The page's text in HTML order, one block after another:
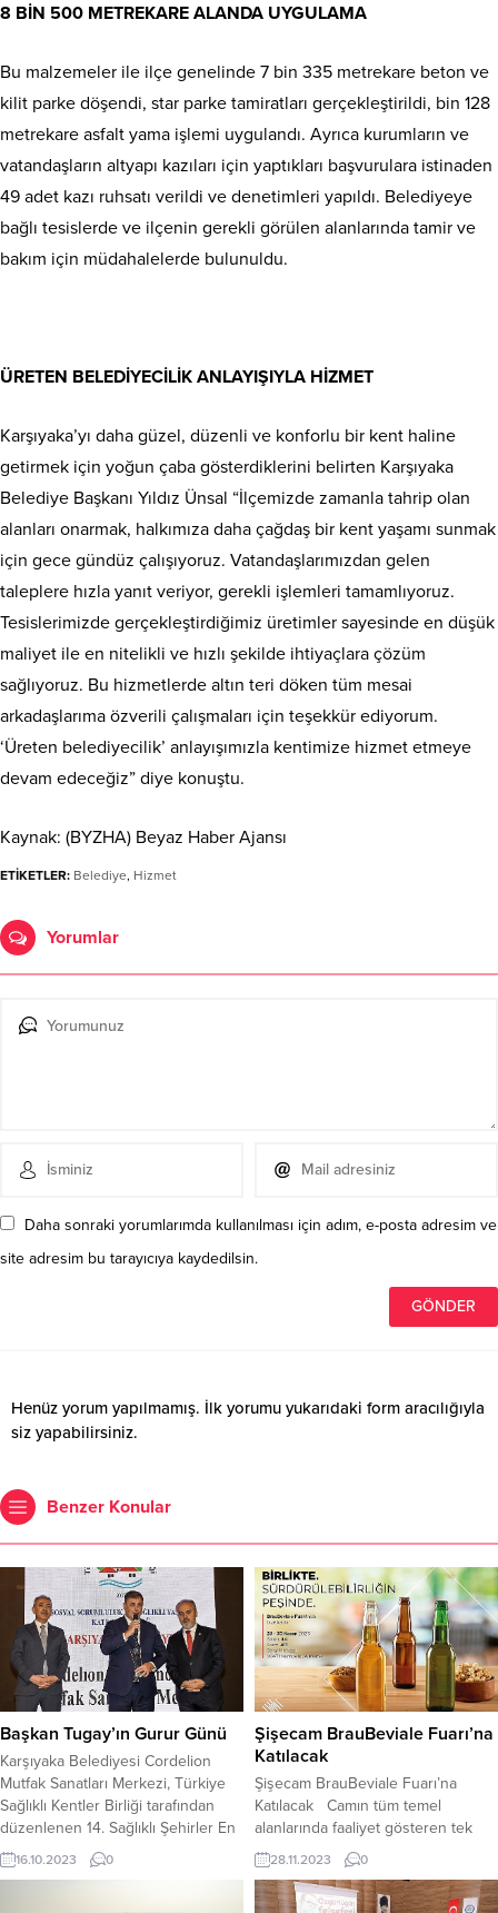
8 BİN 500 METREKARE ALANDA UYGULAMA
Bu malzemeler ile ilçe genelinde 7 bin 335 metrekare beton ve
kilit parke döşendi, star parke tamiratları gerçekleştirildi, bin 128
metrekare asfalt yama işlemi uygulandı. Ayrıca kurumların ve
vatandaşların altyapı kazıları için yaptıkları başvurulara istinaden
49 adet kazı ruhsatı verildi ve denetimleri yapıldı. Belediyeye
bağlı tesislerde ve ilçenin gerekli görülen alanlarında tamir ve
bakım için müdahalelerde bulunuldu.
ÜRETEN BELEDİYECİLİK ANLAYIŞIYLA HİZMET
Karşıyaka’yı daha güzel, düzenli ve konforlu bir kent haline
getirmek için yoğun çaba gösterdiklerini belirten Karşıyaka
Belediye Başkanı Yıldız Ünsal “İlçemizde zamanla tahrip olan
alanları onarmak, halkımıza daha çağdaş bir kent yaşamı sunmak
için gece gündüz çalışıyoruz. Vatandaşlarımızdan gelen
taleplere hızla yanıt veriyor, gerekli işlemleri tamamlıyoruz.
Tesislerimizde gerçekleştirdiğimiz üretimler sayesinde en düşük
maliyet ile en nitelikli ve hızlı şekilde ihtiyaçlara çözüm
sağlıyoruz. Bu hizmetlerde altın teri döken tüm mesai
arkadaşlarıma özverili çalışmaları için teşekkür ediyorum.
‘Üreten belediyecilik’ anlayışımızla kentimize hizmet etmeye
devam edeceğiz” diye konuştu.
Kaynak: (BYZHA) Beyaz Haber Ajansı
ETİKETLER: Belediye, Hizmet
Yorumlar
Daha sonraki yorumlarımda kullanılması için adım, e-posta adresim ve
site adresim bu tarayıcıya kaydedilsin.
Henüz yorum yapılmamış. İlk yorumu yukarıdaki form aracılığıyla
siz yapabilirsiniz.
Benzer Konular
Başkan Tugay’ın Gurur Günü
Karşıyaka Belediyesi Cordelion
Mutfak Sanatları Merkezi, Türkiye
Sağlıklı Kentler Birliği tarafından
düzenlenen 14. Sağlıklı Şehirler En
İyi Uygulama Yarışması’nda ödüle
layık görüldü. ‘Sosyal Sorumluluk
16.10.2023 0
Şişecam BrauBeviale Fuarı’na
Katılacak
Şişecam BrauBeviale Fuarı’na
Katılacak Camın tüm temel
alanlarında faaliyet gösteren tek
global oyuncu olan Şişecam, 28-30
Kasım 2023 tarihlerinde
Almanya’nın Nüremberg kentinde
28.11.2023 0